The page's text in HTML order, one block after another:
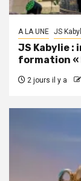
A LA UNE JS
JS Kabylie
formation «
2 jours il y a